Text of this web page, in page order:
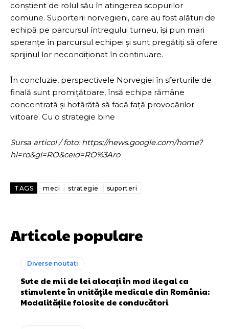
conștient de rolul său în atingerea scopurilor
comune. Suporterii norvegieni, care au fost alături de
echipă pe parcursul întregului turneu, își pun mari
speranțe în parcursul echipei și sunt pregătiți să ofere
sprijinul lor necondiționat în continuare.
În concluzie, perspectivele Norvegiei în sferturile de
finală sunt promițătoare, însă echipa rămâne
concentrată și hotărâtă să facă față provocărilor
viitoare. Cu o strategie bine
Sursa articol / foto: https://news.google.com/home?
hl=ro&gl=RO&ceid=RO%3Aro
TAGS meci strategie suporteri
Articole populare
Diverse noutati
Sute de mii de lei alocați în mod ilegal ca
stimulente în unitățile medicale din România:
Modalitățile folosite de conducători